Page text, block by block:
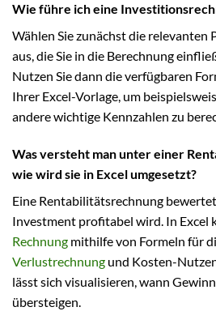
Wie führe ich eine
Wählen Sie zunächst die relevanten
aus, die Sie in die Berechnung
Nutzen Sie dann die verfügbaren
Ihrer Excel-Vorlage, um
andere wichtige Kennzahlen zu
Was versteht man unter einer
wie wird sie in Excel umgesetzt?
Eine Rentabilitätsrechnung
Investment profitabel wird. In Excel
Rechnung mithilfe von Formeln für
Verlustrechnung und Kosten-
lässt sich visualisieren, wann
übersteigen.